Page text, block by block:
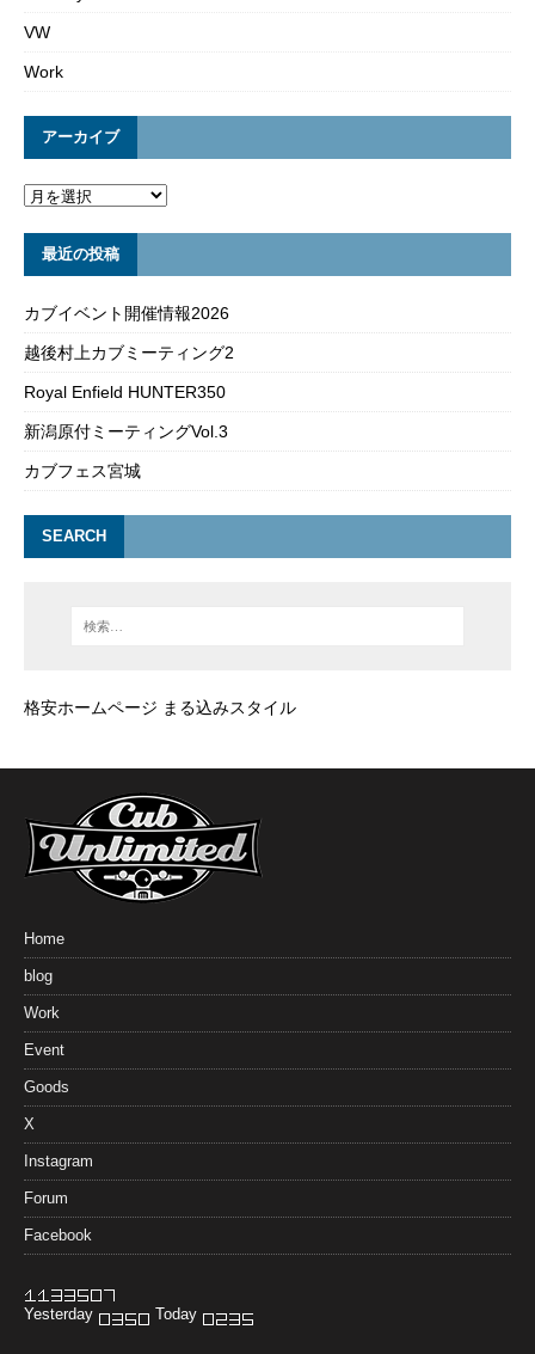
VW
Work
アーカイブ
最近の投稿
カブイベント開催情報2026
越後村上カブミーティング2
Royal Enfield HUNTER350
新潟原付ミーティングVol.3
カブフェス宮城
SEARCH
格安ホームページ まる込みスタイル
Home
blog
Work
Event
Goods
X
Instagram
Forum
Facebook
Yesterday Today